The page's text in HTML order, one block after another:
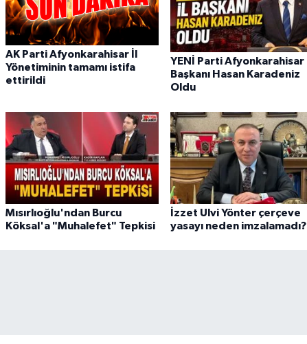
AK Parti Afyonkarahisar İl
Yönetiminin tamamı istifa
ettirildi
YENİ Parti Afyonkarahisar İl
Başkanı Hasan Karadeniz
Oldu
Mısırlıoğlu'ndan Burcu
Köksal'a "Muhalefet" Tepkisi
İzzet Ulvi Yönter çerçeve
yasayı neden imzalamadı?